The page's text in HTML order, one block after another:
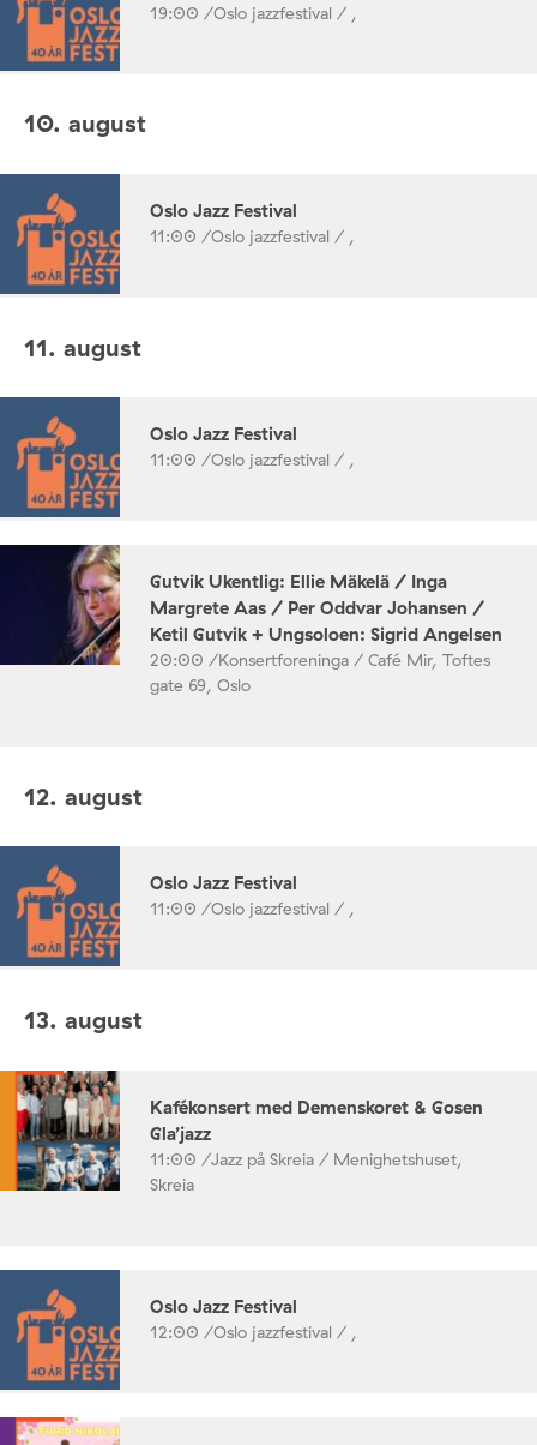
19:00 /Oslo jazzfestival / ,
10. august
Oslo Jazz Festival
11:00 /Oslo jazzfestival / ,
11. august
Oslo Jazz Festival
11:00 /Oslo jazzfestival / ,
Gutvik Ukentlig: Ellie Mäkelä / Inga
Margrete Aas / Per Oddvar Johansen /
Ketil Gutvik + Ungsoloen: Sigrid Angelsen
20:00 /Konsertforeninga / Café Mir, Toftes
gate 69, Oslo
12. august
Oslo Jazz Festival
11:00 /Oslo jazzfestival / ,
13. august
Kafékonsert med Demenskoret & Gosen
Gla’jazz
11:00 /Jazz på Skreia / Menighetshuset,
Skreia
Oslo Jazz Festival
12:00 /Oslo jazzfestival / ,